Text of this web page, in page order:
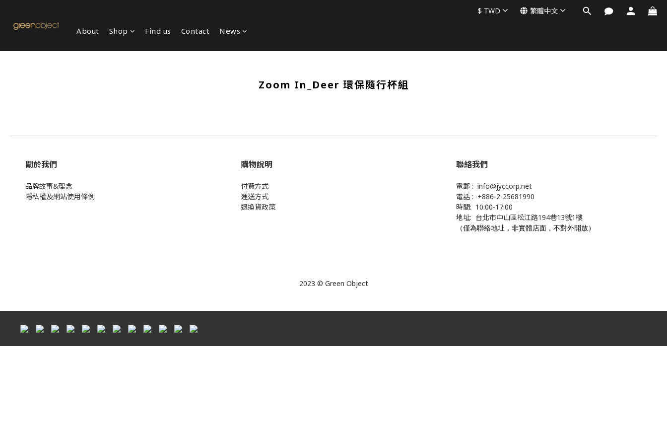
About Shop Find us Contact News
$ TWD 繁體中文
Zoom In_Deer 環保隨行杯組
關於我們
品牌故事&理念
隱私權及網站使用條例
購物說明
付費方式
運送方式
退換貨政策
聯絡我們
電郵 : info@jyccorp.net
電話 : +886-2-25681990
時間: 10:00-17:00
地址: 台北市中山區松江路194巷13號1樓
（僅為聯絡地址，非實體店面，不對外開放）
2023 © Green Object